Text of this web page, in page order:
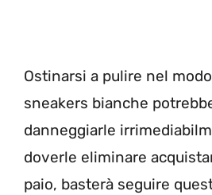
Ostinarsi a pulire nel
sneakers bianche
danneggiarle
doverle eliminare
paio, basterà seguire